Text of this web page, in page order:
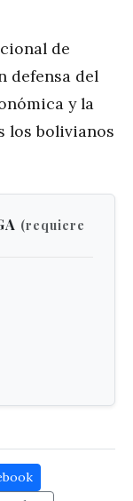
de
defensa del
y la
los bolivianos
(requiere